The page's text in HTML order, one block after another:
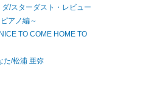
ダ/スターダスト・レビュー
アノ編～
TO COME HOME TO
た/松浦 亜弥